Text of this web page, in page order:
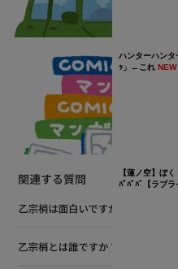
ハンターハンタ
ｯ」←これ NEW
【蓮ノ空】ぼ
ﾊﾞﾊﾞﾊﾞ【ラブラ